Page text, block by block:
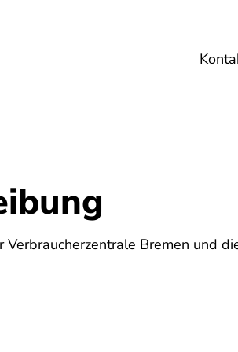
Bremen und